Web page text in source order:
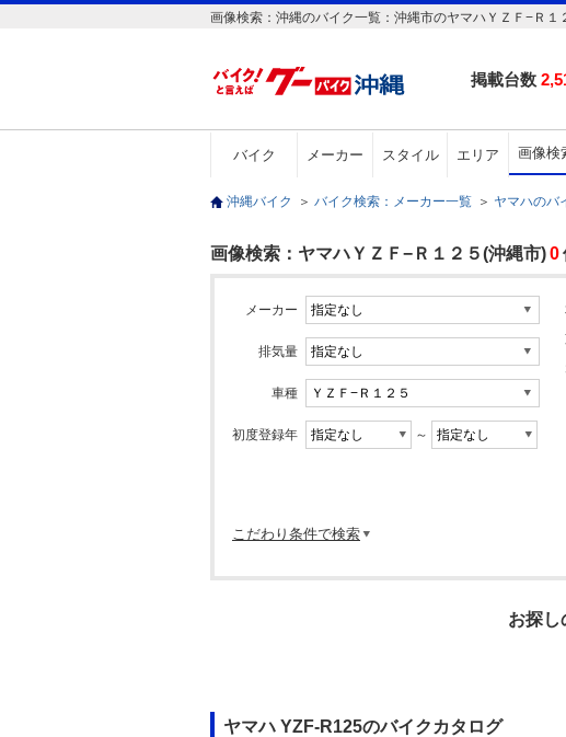
画像検索：沖縄のバイク一覧：沖縄市のヤマハＹＺＦ−Ｒ１
掲載台数
バイク メーカー スタイル エリア 画像検
沖縄バイク ＞ バイク検索：メーカー一覧 ＞ ヤマハのバ
画像検索：ヤマハＹＺＦ−Ｒ１２５(沖縄市)0
メーカー
排気量
車種
初度登録年 ～
こだわり条件で検索
お探し
ヤマハ YZF-R125のバイクカタログ